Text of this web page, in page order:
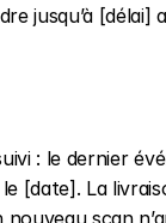
jusqu’à [délai]
: le dernier
[date]. La
nouveau scan